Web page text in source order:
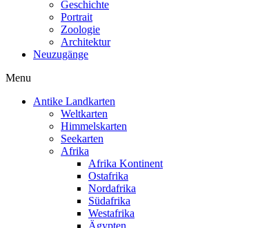
Geschichte
Portrait
Zoologie
Architektur
Neuzugänge
Menu
Antike Landkarten
Weltkarten
Himmelskarten
Seekarten
Afrika
Afrika Kontinent
Ostafrika
Nordafrika
Südafrika
Westafrika
Ägypten